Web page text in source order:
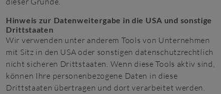
Hinweis zur Datenweitergabe in die USA und sonstige
Drittstaaten
Wir verwenden unter anderem Tools von Unternehmen
mit Sitz in den USA oder sonstigen datenschutzrechtlich
nicht sicheren Drittstaaten. Wenn diese Tools aktiv sind,
können Ihre personenbezogene Daten in diese
Drittstaaten übertragen und dort verarbeitet werden.